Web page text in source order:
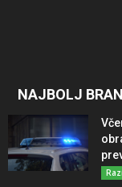
NAJBOLJ